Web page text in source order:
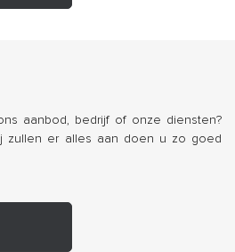
aanbod, bedrijf of onze diensten?
zullen er alles aan doen u zo goed